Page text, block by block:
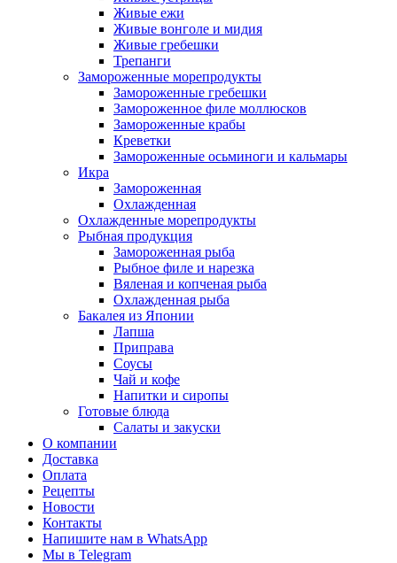
Живые ежи
Живые вонголе и мидия
Живые гребешки
Трепанги
Замороженные морепродукты
Замороженные гребешки
Замороженное филе моллюсков
Замороженные крабы
Креветки
Замороженные осьминоги и кальмары
Икра
Замороженная
Охлажденная
Охлажденные морепродукты
Рыбная продукция
Замороженная рыба
Рыбное филе и нарезка
Вяленая и копченая рыба
Охлажденная рыба
Бакалея из Японии
Лапша
Приправа
Соусы
Чай и кофе
Напитки и сиропы
Готовые блюда
Салаты и закуски
О компании
Доставка
Оплата
Рецепты
Новости
Контакты
Напишите нам в WhatsApp
Мы в Telegram